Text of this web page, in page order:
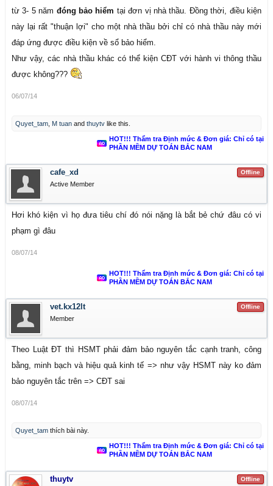
từ 3- 5 năm đóng bảo hiểm tại đơn vị nhà thầu. Đồng thời, điều kiện
này lại rất "thuận lợi" cho một nhà thầu bởi chỉ có nhà thầu này mới
đáp ứng được điều kiện về sổ bảo hiểm.
Như vậy, các nhà thầu khác có thể kiện CĐT với hành vi thông thầu
được không???
06/07/14
Quyet_tam M tuan and thuytv like this.
HOT!!! Thẩm tra Định mức & Đơn giá: Chỉ có tại
PHẦN MỀM DỰ TOÁN BẮC NAM
Offline
cafe_xd
Active Member
Hơi khó kiện vì họ đưa tiêu chí đó nói nặng là bắt bẻ chứ đâu có vi
phạm gì đâu
08/07/14
HOT!!! Thẩm tra Định mức & Đơn giá: Chỉ có tại
PHẦN MỀM DỰ TOÁN BẮC NAM
Offline
vet.kx12lt
Member
Theo Luật ĐT thì HSMT phải đảm bảo nguyên tắc cạnh tranh, công
bằng, minh bạch và hiệu quả kinh tế => như vậy HSMT này ko đảm
bảo nguyên tắc trên => CĐT sai
08/07/14
Quyet_tam thích bài này.
HOT!!! Thẩm tra Định mức & Đơn giá: Chỉ có tại
PHẦN MỀM DỰ TOÁN BẮC NAM
Offline
thuytv